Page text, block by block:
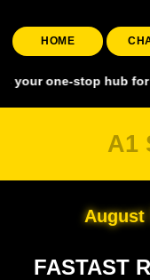
HOME
stop hub for
A1
August
FASTAST